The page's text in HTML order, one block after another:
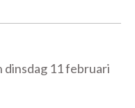
dinsdag 11 februari